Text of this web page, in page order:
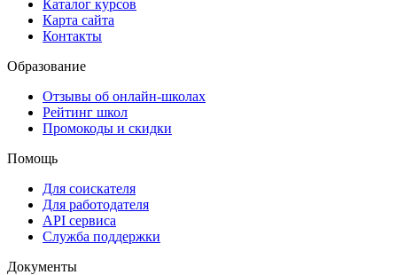
Каталог курсов
Карта сайта
Контакты
Образование
Отзывы об онлайн-школах
Рейтинг школ
Промокоды и скидки
Помощь
Для соискателя
Для работодателя
API сервиса
Служба поддержки
Документы